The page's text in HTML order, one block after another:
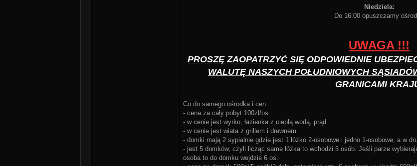
Niedziela:
Do 16:00 opuszczamy
UWAGA !!!
PROSZĘ ZAOPATRZYĆ SIĘ ODPOWIEDNIE
WALUTĘ NASZYCH POŁUDNIOWYCH
GRANICAMI
Co do samego ośrodka i cen:
- cena za cały pobyt 100zł/os.
- w cenie jest wyrko, łazienka z ciepłą wodą, prąd
- w cenie jest wiata z grillem i drewnem
- domki mają 2 sypialnie gdzie jest 1 łóżko 2-osobowe i jedno 1-osobowe, a w
- jest 5 domków, czyli licząc same łóżka to wchodzi 5 osób. Jeśli parze
osoba to do domku wejdzie 6 os.